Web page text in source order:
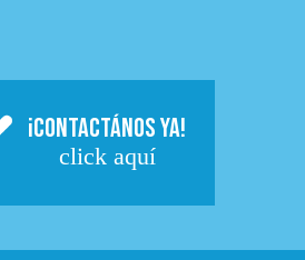
¡CONTACTÁNOS YA!
click aquí